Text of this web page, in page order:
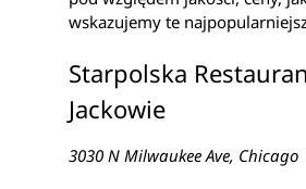
wskazujemy te
Starpolska
Jackowie
3030 N Milwaukee Ave, Chicago